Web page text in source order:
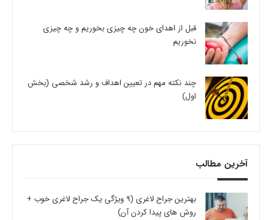
قبل از اهدای خون چه چیزی بخوریم و چه چیزی
نخوریم
چند نکته مهم در تعیین اهداف و رشد شخصی (بخش
اول)
آخرین مطالب
بهترین جراح لاغری (9 ویژگی یک جراح لاغری خوب +
روش های پیدا کردن آن)